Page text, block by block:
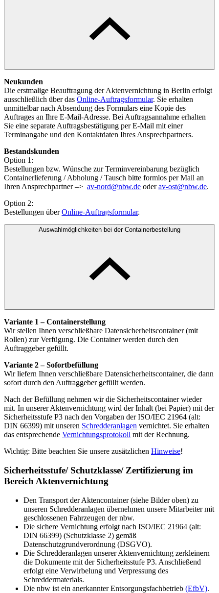
Neukunden
Die erstmalige Beauftragung der Aktenvernichtung in Berlin erfolgt
ausschließlich über das Online-Auftragsformular. Sie erhalten
unmittelbar nach Absendung des Formulars eine Kopie des
Auftrages an Ihre E-Mail-Adresse. Bei Auftragsannahme erhalten
Sie eine separate Auftragsbestätigung per E-Mail mit einer
Terminangabe und den Kontaktdaten Ihres Ansprechpartners.
Bestandskunden
Option 1:
Bestellungen bzw. Wünsche zur Terminvereinbarung bezüglich
Containerlieferung / Abholung / Tausch bitte formlos per Mail an
Ihren Ansprechpartner –> av-nord@nbw.de oderav-ost@nbw.de.
Option 2:
Bestellungen überOnline-Auftragsformular.
Auswahlmöglichkeiten bei der Containerbestellung
Variante 1 – Containerstellung
Wir stellen Ihnen verschließbare Datensicherheitscontainer (mit
Rollen) zur Verfügung. Die Container werden durch den
Auftraggeber gefüllt.
Variante 2 – Sofortbefüllung
Wir liefern Ihnen verschließbare Datensicherheitscontainer, die dann
sofort durch den Auftraggeber gefüllt werden.
Nach der Befüllung nehmen wir die Sicherheitscontainer wieder
mit. In unserer Aktenvernichtung wird der Inhalt (bei Papier) mit der
Sicherheitsstufe P3 nach den Vorgaben der ISO/IEC 21964 (alt:
DIN 66399) mit unseren Schredderanlagen vernichtet. Sie erhalten
das entsprechende Vernichtungsprotokoll mit der Rechnung.
Wichtig: Bitte beachten Sie unsere zusätzlichen Hinweise!
Sicherheitsstufe/ Schutzklasse/ Zertifizierung im
Bereich Aktenvernichtung
Den Transport der Aktencontainer (siehe Bilder oben) zu
unseren Schredderanlagen übernehmen unsere Mitarbeiter mit
geschlossenen Fahrzeugen der nbw.
Die sichere Vernichtung erfolgt nach ISO/IEC 21964 (alt:
DIN 66399) (Schutzklasse 2) gemäß
Datenschutzgrundverordnung (DSGVO).
Die Schredderanlagen unserer Aktenvernichtung zerkleinern
die Dokumente mit der Sicherheitsstufe P3. Anschließend
erfolgt eine Verwirbelung und Verpressung des
Schreddermaterials.
Die nbw ist ein anerkannter Entsorgungsfachbetrieb (EfbV).